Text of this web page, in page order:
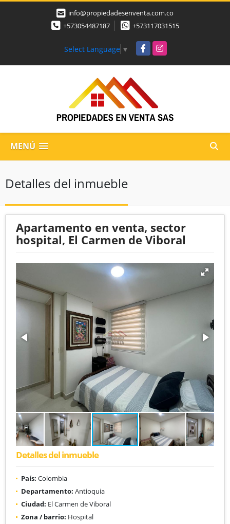
info@propiedadesenventa.com.co
+573054487187
+573117031515
Select Language ▼ FacebookInstagram
MENÚ
Detalles del inmueble
Apartamento en venta, sector
hospital, El Carmen de Viboral
Detalles del inmueble
País: Colombia
Departamento: Antioquia
Ciudad: El Carmen de Viboral
Zona / barrio: Hospital